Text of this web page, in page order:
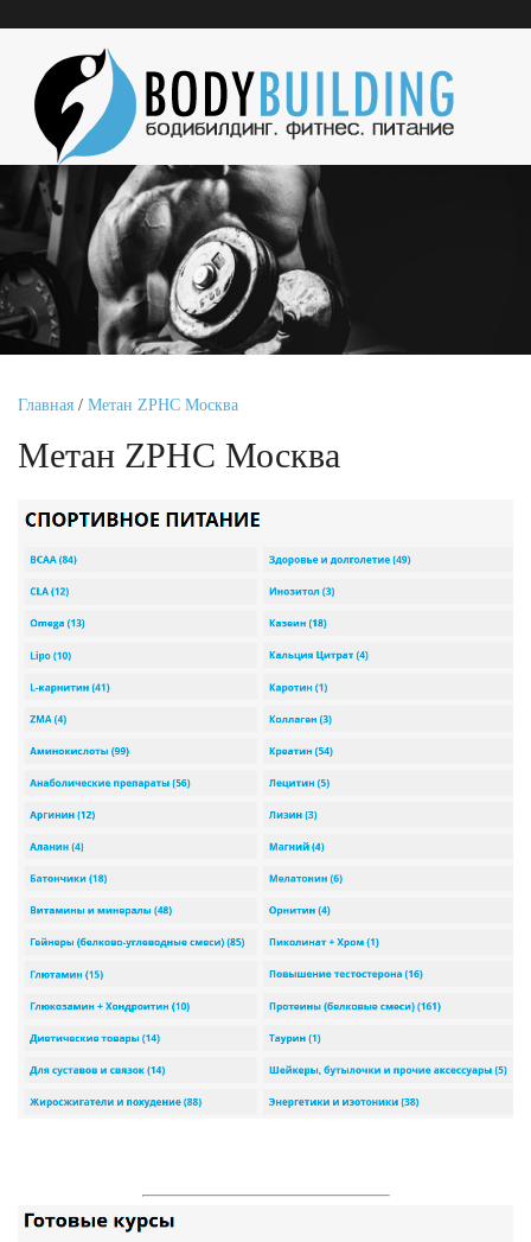
Главная / Метан ZPHC Москва
Метан ZPHC Москва